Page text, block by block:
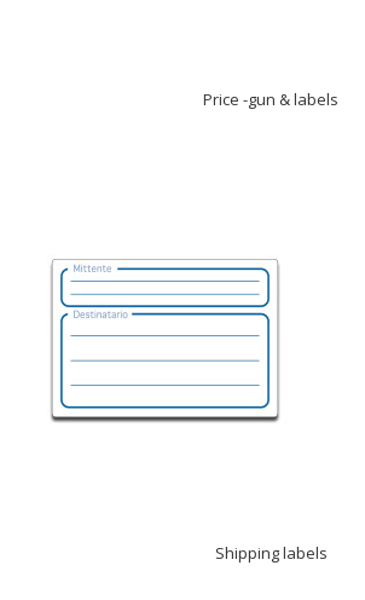
Price -gun & labels
Shipping labels